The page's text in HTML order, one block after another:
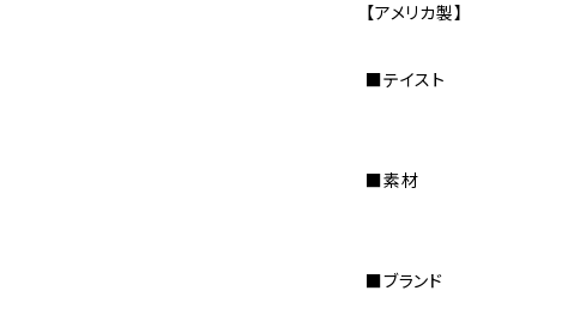
【アメリカ製】
■テイスト
■素材
■ブランド